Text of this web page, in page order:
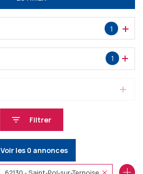
1
1
Filtrer
Voir les 0 annonces